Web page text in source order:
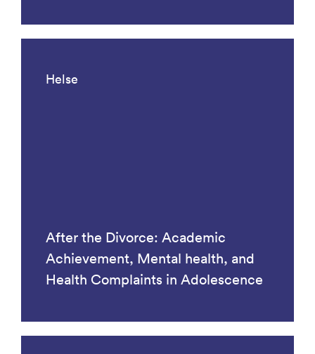
Helse
After the Divorce: Academic
Achievement, Mental health, and
Health Complaints in Adolescence